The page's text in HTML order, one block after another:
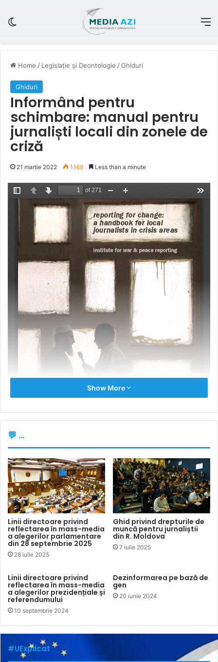
Home / Legislație și Deontologie /Ghiduri
Ghiduri
Informând pentru
schimbare: manual pentru
jurnaliști locali din zonele de
criză
21 martie 2022 1.169 Less than a minute
Show More
💬 ...
Linii directoare privind
reflectarea în mass-media
a alegerilor parlamentare
din 28 septembrie 2025
28 iulie 2025
Ghid privind drepturile de
muncă pentru jurnaliștii
din R. Moldova
7 iulie 2025
Linii directoare privind
reflectarea în mass-media
a alegerilor prezidențiale și
referendumului
10 septembrie 2024
Dezinformarea pe bază de
gen
20 iunie 2024
#UExplicat